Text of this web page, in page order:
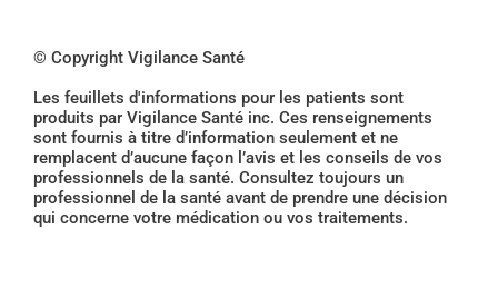
© Copyright Vigilance Santé
Les feuillets d'informations pour les patients sont
produits par Vigilance Santé inc. Ces renseignements
sont fournis à titre d’information seulement et ne
remplacent d’aucune façon l’avis et les conseils de vos
professionnels de la santé. Consultez toujours un
professionnel de la santé avant de prendre une décision
qui concerne votre médication ou vos traitements.